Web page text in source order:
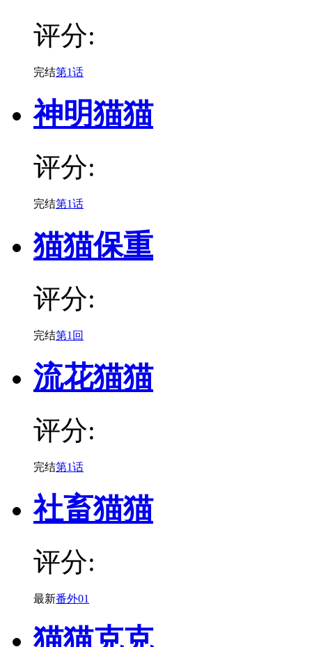
评分:
完结第1话
神明猫猫
评分:
完结第1话
猫猫保重
评分:
完结第1回
流花猫猫
评分:
完结第1话
社畜猫猫
评分:
最新番外01
猫猫克克